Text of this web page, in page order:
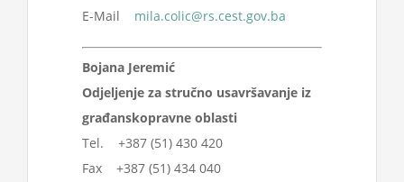
E-Mail
mila.colic@rs.cest.gov.ba
Bojana Jeremić
Odjeljenje za stručno usavršavanje iz
građanskopravne oblasti
Tel. +387 (51) 430 420
Fax +387 (51) 434 040